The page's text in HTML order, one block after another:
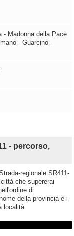
- Madonna della Pace
- Guarcino -
- percorso,
regionale SR411-
che supererai
di
della provincia e i
località.